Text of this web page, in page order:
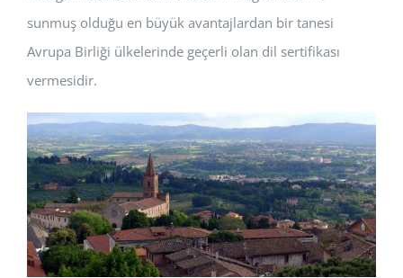
sunmuş olduğu en büyük avantajlardan bir tanesi
Avrupa Birliği ülkelerinde geçerli olan dil sertifikası
vermesidir.